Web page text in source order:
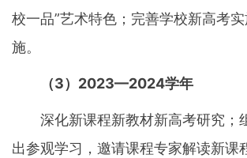
校一品”艺术特色；完善学校新高考
施。
（3）2023—2024学年
深化新课程新教材新高考研究；
出参观学习，邀请课程专家解读新课